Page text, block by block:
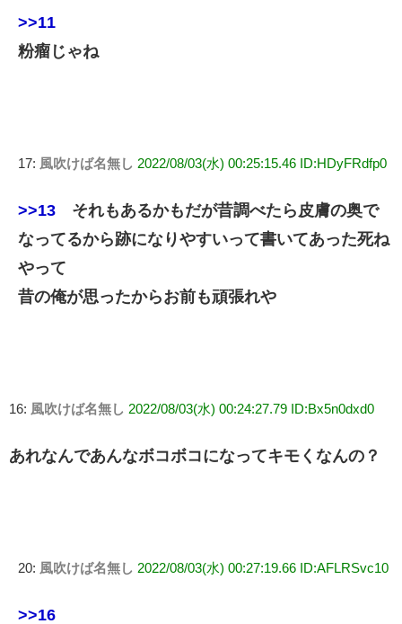
>>11
粉瘤じゃね
17: 風吹けば名無し 2022/08/03(水) 00:25:15.46 ID:HDyFRdfp0
>>13 それもあるかもだが昔調べたら皮膚の奥で
なってるから跡になりやすいって書いてあった死ね
やって
昔の俺が思ったからお前も頑張れや
16: 風吹けば名無し 2022/08/03(水) 00:24:27.79 ID:Bx5n0dxd0
あれなんであんなボコボコになってキモくなんの？
20: 風吹けば名無し 2022/08/03(水) 00:27:19.66 ID:AFLRSvc10
>>16